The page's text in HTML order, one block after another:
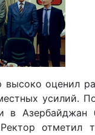
оценил
в